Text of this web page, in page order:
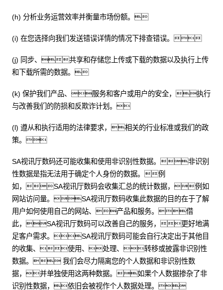
(h) 分析业务运营效率并衡量市场份额。
(i) 在您选择向我们发送错误详情的情况下排查错误。
(j) 同步、共享和存储您上传或下载的数据以及执行上传
和下载所需的数据。
(k) 保护我们产品、服务和客户或用户的安全，执行
与改善我们的防损和反欺诈计划。
(l) 遵从和执行适用的法律要求，相关的行业标准或我们的政
策。
SA视讯厅数码还可能收集和使用非识别性数据。非识别
性数据是指无法用于确定个人身份的数据。例
如，SA视讯厅数码会收集汇总的统计数据，例如
网站访问量。SA视讯厅数码收集此数据的目的在于了解
用户如何使用自己的网站、产品和服务。借
此，SA视讯厅数码可以改善自己的服务，更好地满
足客户需求。SA视讯厅数码可能会自行决定出于其他目
的收集、使用、处理、转移或披露非识别性
数据。 我们会尽力隔离您的个人数据和非识别性数
据，并单独使用这两种数据。如果个人数据掺杂了非
识别性数据，依旧会被视作个人数据处理。